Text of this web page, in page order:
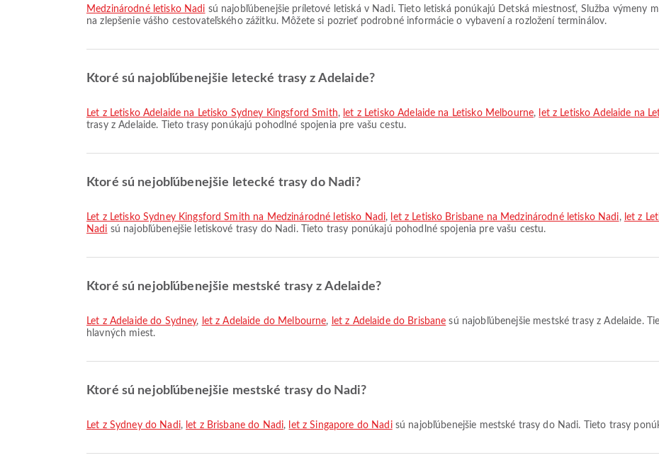
Medzinárodné letisko Nadi sú najobľúbenejšie príletové letiská v Nadi. Tieto letiská ponúkajú Detská miestnosť, Služba výmeny
na zlepšenie vášho cestovateľského zážitku. Môžete si pozrieť podrobné informácie o vybavení a rozložení terminálov.
Ktoré sú najobľúbenejšie letecké trasy z Adelaide?
let z Letisko Adelaide na Letisko Sydney Kingsford Smith, let z Letisko Adelaide na Letisko Melbourne, let z Letisko Adelaide na
trasy z Adelaide. Tieto trasy ponúkajú pohodlné spojenia pre vašu cestu.
Ktoré sú nejobľúbenejšie letecké trasy do Nadi?
let z Letisko Sydney Kingsford Smith na Medzinárodné letisko Nadi, let z Letisko Brisbane na Medzinárodné letisko Nadi, let z
Nadi sú najobľúbenejšie letiskové trasy do Nadi. Tieto trasy ponúkajú pohodlné spojenia pre vašu cestu.
Ktoré sú nejobľúbenejšie mestské trasy z Adelaide?
let z Adelaide do Sydney, let z Adelaide do Melbourne, let z Adelaide do Brisbane sú najobľúbenejšie mestské trasy z Adelaide.
hlavných miest.
Ktoré sú nejobľúbenejšie mestské trasy do Nadi?
let z Sydney do Nadi, let z Brisbane do Nadi, let z Singapore do Nadisú najobľúbenejšie mestské trasy do Nadi. Tieto trasy